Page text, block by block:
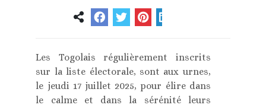
Les Togolais régulièrement inscrits
sur la liste électorale, sont aux urnes,
le jeudi 17 juillet 2025, pour élire dans
le calme et dans la sérénité leurs